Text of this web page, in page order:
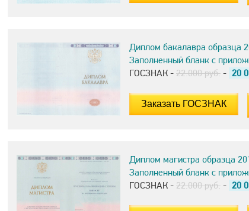
Диплом бакалавра образца
Заполненный бланк с
ГОСЗНАК - 22.000 руб. - 20
Диплом магистра образца
Заполненный бланк с
ГОСЗНАК - 22.000 руб. - 20